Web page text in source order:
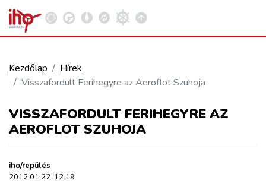
VASÚT
KÖZÚT
REPÜLÉS
Kosár megtekintése
Kezdőlap
Hírek
Visszafordult Ferihegyre az Aeroflot Szuhoja
VISSZAFORDULT FERIHEGYRE AZ
AEROFLOT SZUHOJA
iho/repülés
2012.01.22. 12:19